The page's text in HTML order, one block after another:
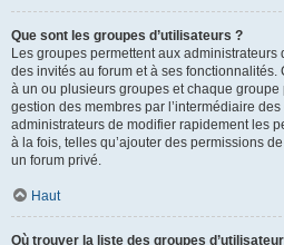
Que sont les groupes d’utilisateurs ?
Les groupes permettent aux administrateurs
des invités au forum et à ses
à un ou plusieurs groupes et chaque
gestion des membres par l’intermédiaire
administrateurs de modifier rapidement les
à la fois, telles qu’ajouter des permissions
un forum privé.
Haut
Où trouver la liste des groupes